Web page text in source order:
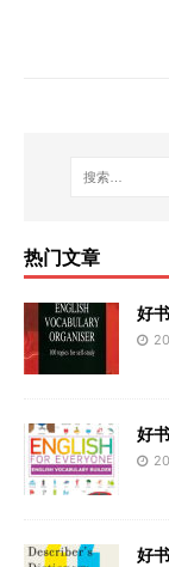
热门文章
好
好
好